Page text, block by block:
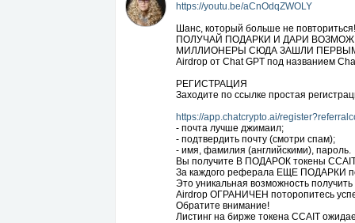
https://youtu.be/aCnOdqZWOLY
Шанс, который больше не повториться!
ПОЛУЧАЙ ПОДАРКИ И ДАРИ
МИЛЛИОНЕРЫ СЮДА ЗАШЛИ
Airdrop от Chat GPT под названием
РЕГИСТРАЦИЯ
Заходите по ссылке простая
https://app.chatcrypto.ai/
- почта лучше джимаил;
- подтвердить почту (смотри спам);
- имя, фамилия (английскими), пароль.
Вы получите В ПОДАРОК токены
За каждого реферала ЕЩЕ ПОДАРКИ
Это уникальная возможность
Airdrop ОГРАНИЧЕН поторопитесь
Обратите внимание!
Листинг на бирже токена CCAIT